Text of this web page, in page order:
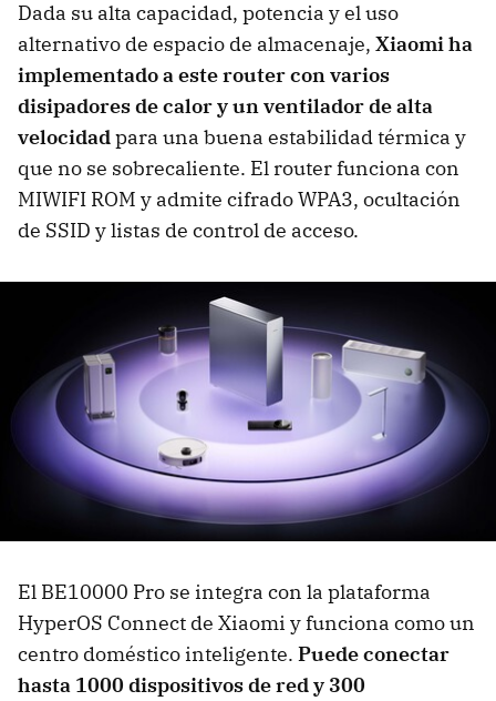
Dada su alta capacidad, potencia y el uso
alternativo de espacio de almacenaje, Xiaomi ha
implementado a este router con varios
disipadores de calor y un ventilador de alta
velocidadpara una buena estabilidad térmica y
que no se sobrecaliente. El router funciona con
MIWIFI ROM y admite cifrado WPA3, ocultación
de SSID y listas de control de acceso.
El BE10000 Pro se integra con la plataforma
HyperOS Connect de Xiaomi y funciona como un
centro doméstico inteligente. Puede conectar
hasta 1000 dispositivos de red y 300